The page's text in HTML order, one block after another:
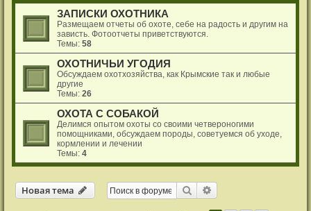
я
ЗАПИСКИ ОХОТНИКА
Размещаем отчеты об охоте, себе на радость и другим на
зависть. Фотоотчеты приветствуются.
Темы:58
ОХОТНИЧЬИ УГОДИЯ
Обсуждаем охотхозяйства, как Крымские так и любые
другие
Темы:26
ОХОТА С СОБАКОЙ
Делимся опытом охоты со своими четвероногими
помощниками, обсуждаем породы, советуемся об уходе,
кормлении и лечении
Темы:4
Новая тема
Новаятема Поиск